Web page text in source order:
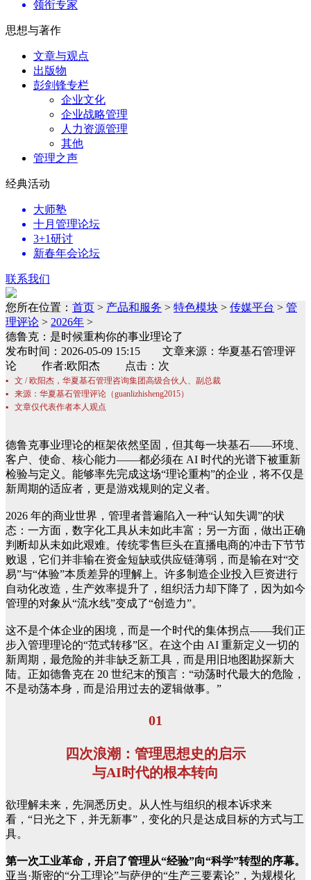
领衔专家
思想与著作
文章与观点
出版物
彭剑锋专栏
企业文化
企业战略管理
人力资源管理
其他
管理之声
经典活动
大师塾
十月管理论坛
3+1研讨
新春年会论坛
联系我们
您所在位置： 首页 > 产品和服务 > 特色模块 > 传媒平台 > 管
理评论 > 2026年 >
德鲁克：是时候重构你的事业理论了
发布时间：2026-05-09 15:15 文章来源：华夏基石管理评
论 作者:欧阳杰 点击：次
▪ 文 / 欧阳杰，华夏基石管理咨询集团高级合伙人、副总裁
▪ 来源：华夏基石管理评论（guanlizhisheng2015）
▪ 文章仅代表作者本人观点
德鲁克事业理论的框架依然坚固，但其每一块基石——环境、
客户、使命、核心能力——都必须在 AI 时代的光谱下被重新
检验与定义。能够率先完成这场“理论重构”的企业，将不仅是
新周期的适应者，更是游戏规则的定义者。
2026 年的商业世界，管理者普遍陷入一种“认知失调”的状
态：一方面，数字化工具从未如此丰富；另一方面，做出正确
判断却从未如此艰难。传统零售巨头在直播电商的冲击下节节
败退，它们并非输在资金短缺或供应链薄弱，而是输在对“交
易”与“体验”本质差异的理解上。许多制造企业投入巨资进行
自动化改造，生产效率提升了，组织活力却下降了，因为如今
管理的对象从“流水线”变成了“创造力”。
这不是个体企业的困境，而是一个时代的集体拐点——我们正
步入管理理论的“范式转移”区。在这个由 AI 重新定义一切的
新周期，最危险的并非缺乏新工具，而是用旧地图勘探新大
陆。正如德鲁克在 20 世纪末的预言：“动荡时代最大的危险，
不是动荡本身，而是沿用过去的逻辑做事。”
01
四次浪潮：管理思想史的启示
与AI时代的根本转向
欲理解未来，先洞悉历史。从人性与组织的根本诉求来
看，“日光之下，并无新事”，变化的只是达成目标的方式与工
具。
第一次工业革命，开启了管理从“经验”向“科学”转型的序幕。
亚当·斯密的“分工理论”与萨伊的“生产三要素论”，为规模化